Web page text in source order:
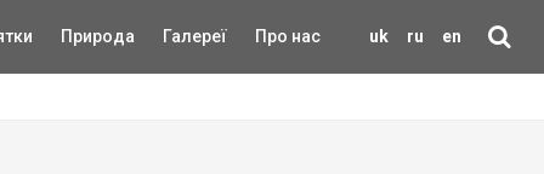
uk ru en
Природа Галереї Про нас